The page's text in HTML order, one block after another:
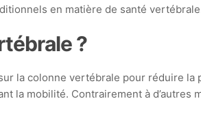
en matière de santé
?
la colonne vertébrale pour réduire
la mobilité. Contrairement à